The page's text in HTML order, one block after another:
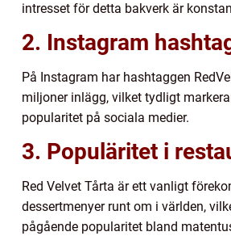
intresset för detta bakverk är
2. Instagram
På Instagram har hashtaggen
miljoner inlägg, vilket tydligt
popularitet på sociala medier.
3. Populäritet i
Red Velvet Tårta är ett vanligt
dessertmenyer runt om i världen,
pågående popularitet bland